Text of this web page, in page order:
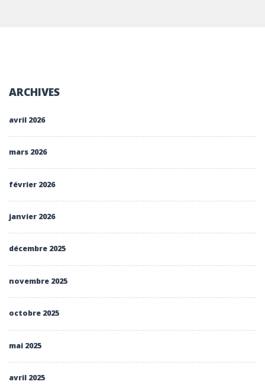
ARCHIVES
avril 2026
mars 2026
février 2026
janvier 2026
décembre 2025
novembre 2025
octobre 2025
mai 2025
avril 2025